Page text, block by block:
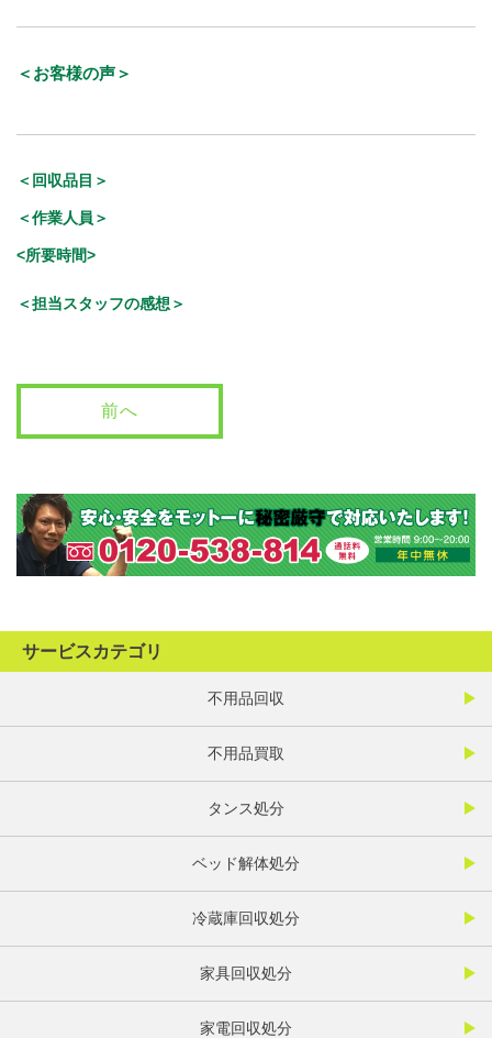
＜お客様の声＞
＜回収品目＞
＜作業人員＞
<所要時間>
＜担当スタッフの感想＞
前へ
サービスカテゴリ
不用品回収
不用品買取
タンス処分
ベッド解体処分
冷蔵庫回収処分
家具回収処分
家電回収処分